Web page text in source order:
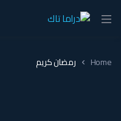
Home رمضان كريم